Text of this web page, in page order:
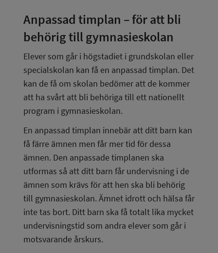
Anpassad timplan – för att bli
behörig till gymnasieskolan
Elever som går i högstadiet i grundskolan eller
specialskolan kan få en anpassad timplan. Det
kan de få om skolan bedömer att de kommer
att ha svårt att bli behöriga till ett nationellt
program i gymnasieskolan.
En anpassad timplan innebär att ditt barn kan
få färre ämnen men får mer tid för dessa
ämnen. Den anpassade timplanen ska
utformas så att ditt barn får undervisning i de
ämnen som krävs för att hen ska bli behörig
till gymnasieskolan. Ämnet idrott och hälsa får
inte tas bort. Ditt barn ska få totalt lika mycket
undervisningstid som andra elever som går i
motsvarande årskurs.